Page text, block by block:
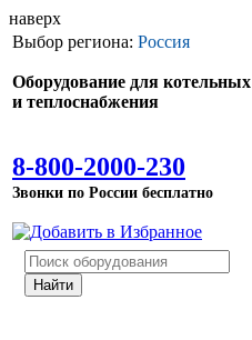
наверх
Выбор региона: Россия
Оборудование для котельных
и теплоснабжения
8-800-2000-230
Звонки по России бесплатно